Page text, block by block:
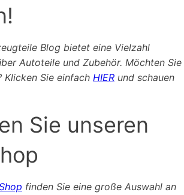
Blog bietet eine Vielzahl
Autoteile und Zubehör. Möchten Sie
Klicken Sie einfach HIER und schauen
Sie unseren
finden Sie eine große Auswahl an